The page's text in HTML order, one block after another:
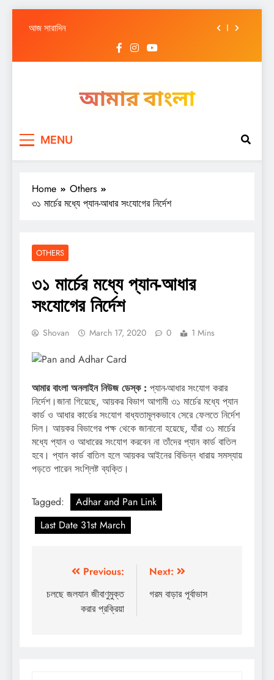
আজ সারাদিন
MENU
Home
Others
৩১ মার্চের মধ্যে প্যান-আধার সংযোগের নির্দেশ
OTHERS
৩১ মার্চের মধ্যে প্যান-আধার
সংযোগের নির্দেশ
Shovan March 17, 2020 0 1 Mins
আমার বাংলা অনলাইন নিউজ ডেস্ক : প্যান-আধার সংযোগ করার
নির্দেশ।জানা গিয়েছে, আয়কর বিভাগ আগামী ৩১ মার্চের মধ্যে প্যান
কার্ড ও আধার কার্ডের সংযোগ বাধ্যতামূলকভাবে সেরে ফেলতে নির্দেশ
দিল। আয়কর বিভাগের পক্ষ থেকে জানানো হয়েছে, যাঁরা ৩১ মার্চের
মধ্যে প্যান ও আধারের সংযোগ করবেন না তাঁদের প্যান কার্ড বাতিল
হবে। প্যান কার্ড বাতিল হলে আয়কর আইনের বিভিন্ন ধারায় সমস্যায়
পড়তে পারেন সংশ্লিষ্ট ব্যক্তি।
Tagged:
Adhar and Pan Link
Last Date 31st March
navigation
Previous:
চলছে জলযান জীবাণুমুক্ত
করার প্রক্রিয়া
Next:
গরম বাড়ার পূর্বাভাস